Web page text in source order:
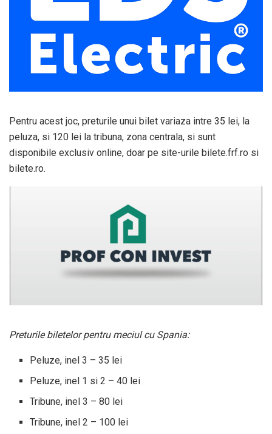
Pentru acest joc, preturile unui bilet variaza intre 35 lei, la
peluza, si 120 lei la tribuna, zona centrala, si sunt
disponibile exclusiv online, doar pe site-urile bilete.frf.ro si
bilete.ro.
Preturile biletelor pentru meciul cu Spania:
Peluze, inel 3 – 35 lei
Peluze, inel 1 si 2 – 40 lei
Tribune, inel 3 – 80 lei
Tribune, inel 2 – 100 lei